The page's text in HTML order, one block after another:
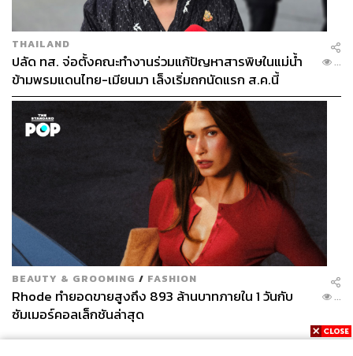
THAILAND
ปลัด ทส. จ่อตั้งคณะทำงานร่วมแก้ปัญหาสารพิษในแม่น้ำ
ข้ามพรมแดนไทย-เมียนมา เล็งเริ่มถกนัดแรก ส.ค.นี้
...
BEAUTY & GROOMING / FASHION
Rhode ทำยอดขายสูงถึง 893 ล้านบาทภายใน 1 วันกับ
ซัมเมอร์คอลเล็กชันล่าสุด
...